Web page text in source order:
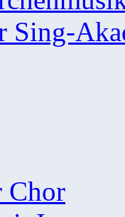
Sing-
Chor